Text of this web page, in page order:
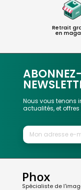
Retrait
en
Nous vous tenons
actualités, et
Phox
Spécialiste de